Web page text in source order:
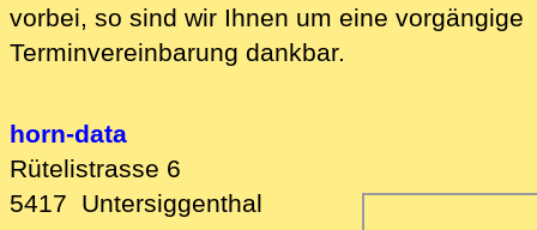
vorbei, so sind wir Ih‍nen um eine vorgängige
Terminvereinbarung dankbar.
horn-data
Rütelistrasse 6
5417 Untersiggenthal